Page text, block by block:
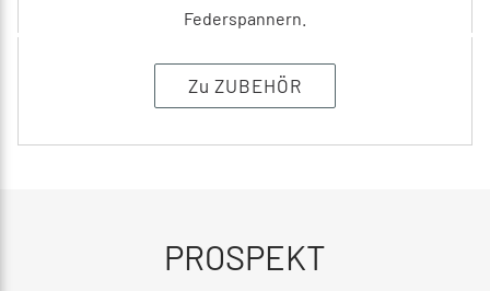
Federspannern.
Zu ZUBEHÖR
PROSPEKT